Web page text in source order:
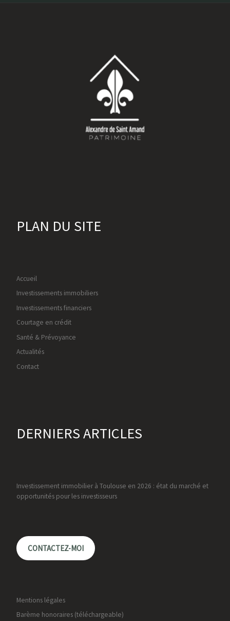
PLAN DU SITE
Accueil
Investissements immobiliers
Investissements financiers
Courtage en crédit
Santé & Prévoyance
Actualités
Contact
DERNIERS ARTICLES
Investissement immobilier à Toulouse en 2026 : état du marché et
opportunités pour les investisseurs
CONTACTEZ-MOI
Mentions légales
Barème honoraires (téléchargeable)